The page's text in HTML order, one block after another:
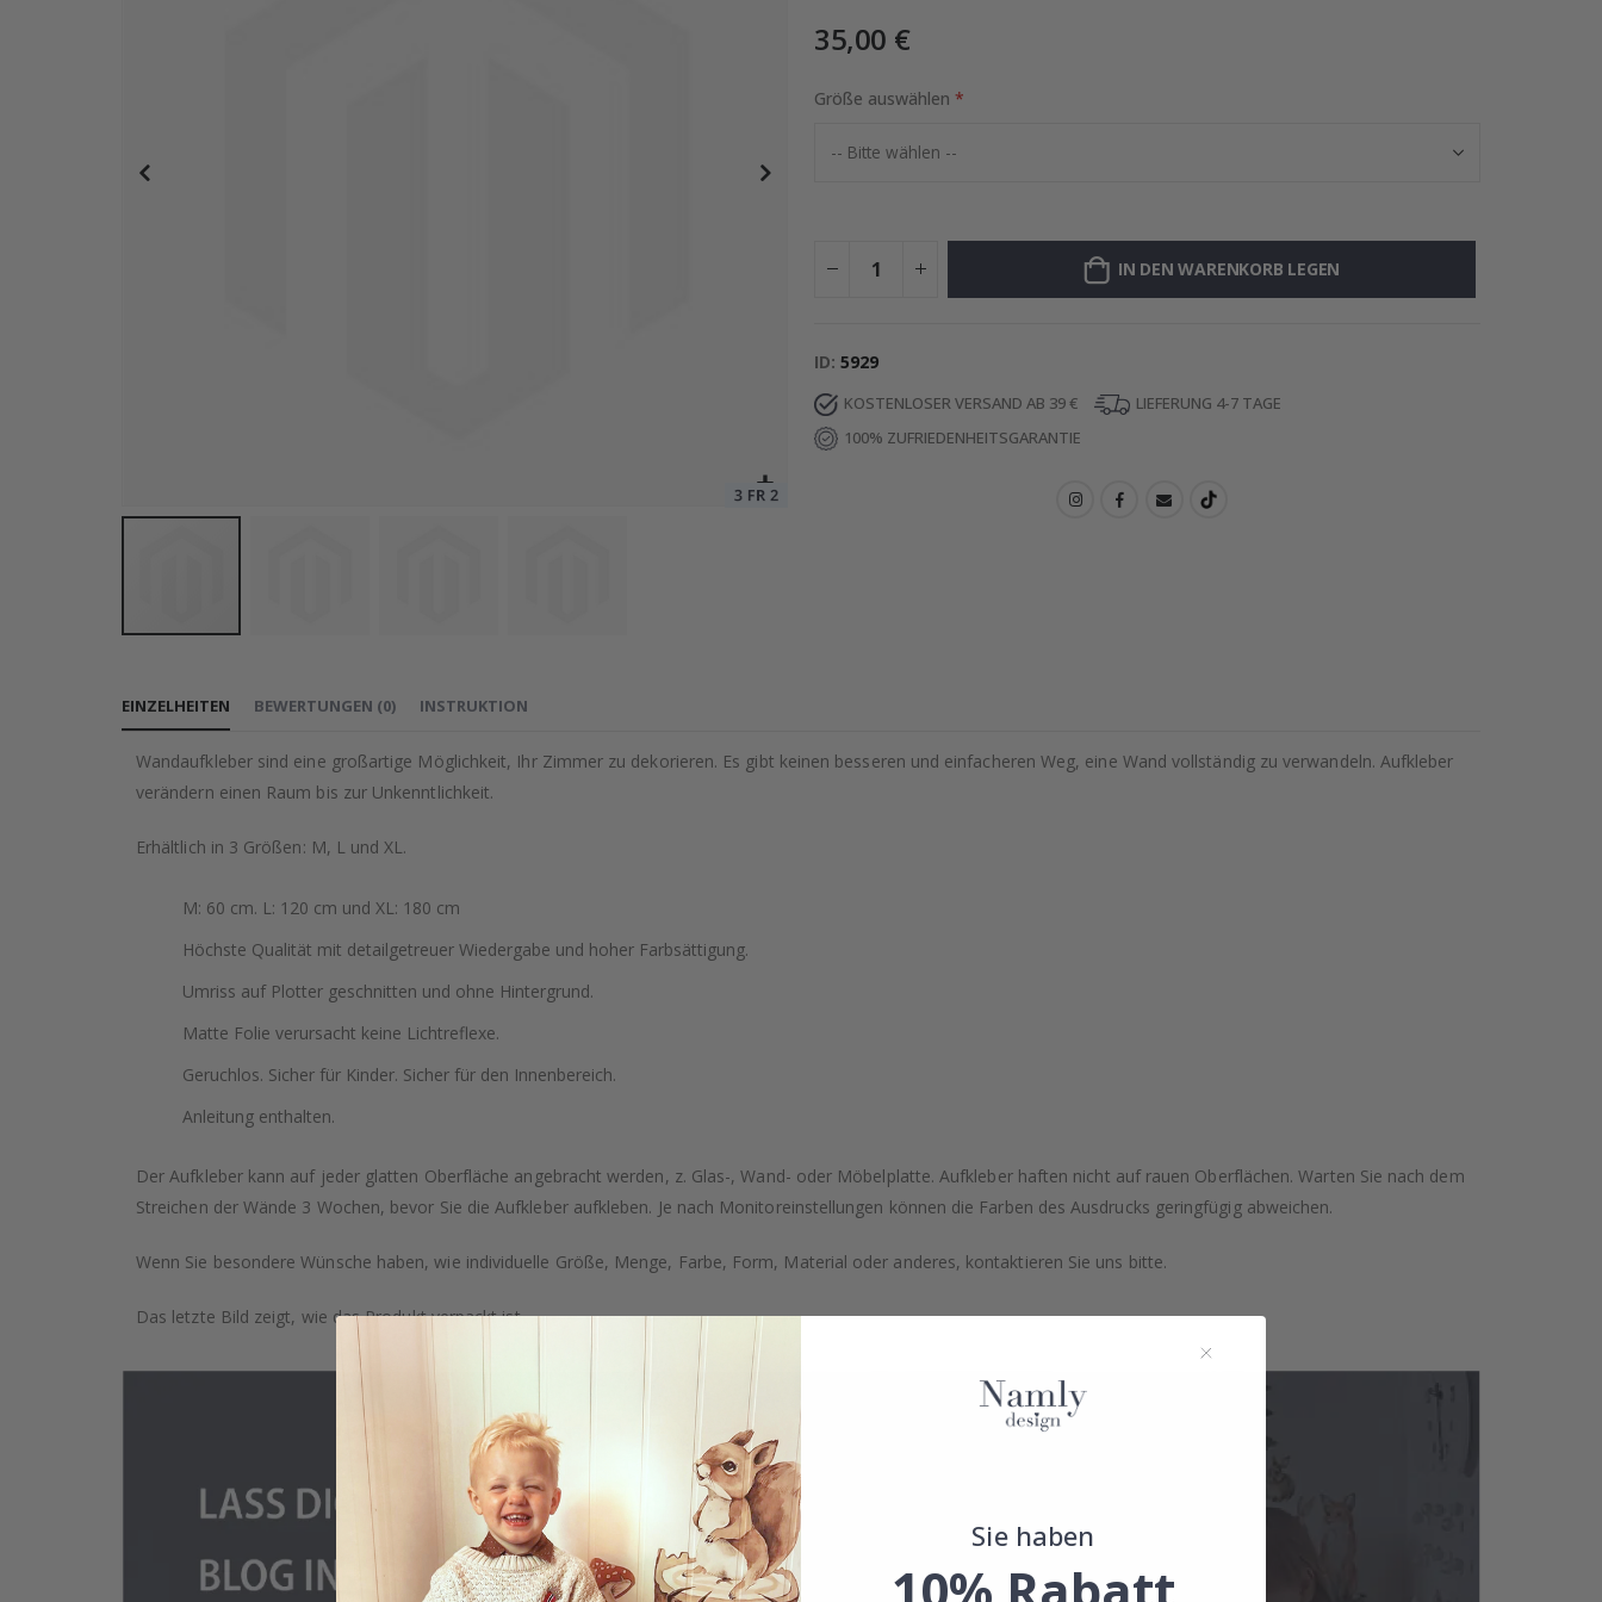
der
springen
35,00 €
Größe auswählen
IN DEN WARENKORB LEGEN
ID 5929
KOSTENLOSER VERSAND AB 39 €
LIEFERUNG 4-7 TAGE
100% ZUFRIEDENHEITSGARANTIE
EINZELHEITEN
Wandaufkleber sind eine großartige Möglichkeit, Ihr Zimmer zu dekorieren. Es gibt keinen besseren und einfacheren Weg, eine Wand vollständig zu verwandeln. Aufkleber
verändern einen Raum bis zur Unkenntlichkeit.
Erhältlich in 3 Größen: M, L und XL.
M: 60 cm. L: 120 cm und XL: 180 cm
Höchste Qualität mit detailgetreuer Wiedergabe und hoher Farbsättigung.
Umriss auf Plotter geschnitten und ohne Hintergrund.
Matte Folie verursacht keine Lichtreflexe.
Geruchlos. Sicher für Kinder. Sicher für den Innenbereich.
Anleitung enthalten.
Der Aufkleber kann auf jeder glatten Oberfläche angebracht werden, z. Glas-, Wand- oder Möbelplatte. Aufkleber haften nicht auf rauen Oberflächen. Warten Sie nach dem
Streichen der Wände 3 Wochen, bevor Sie die Aufkleber aufkleben. Je nach Monitoreinstellungen können die Farben des Ausdrucks geringfügig abweichen.
Wenn Sie besondere Wünsche haben, wie individuelle Größe, Menge, Farbe, Form, Material oder anderes, kontaktieren Sie uns bitte.
Das letzte Bild zeigt, wie das Produkt verpackt ist.
BEWERTUNGEN (0) INSTRUKTION
Sie haben